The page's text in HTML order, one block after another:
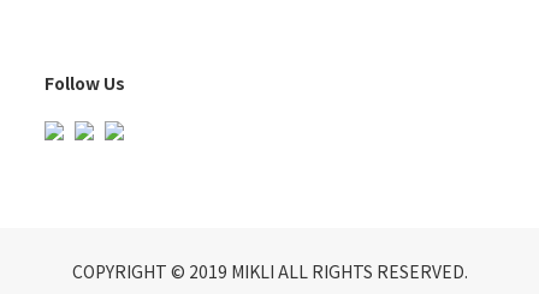
Follow Us
COPYRIGHT © 2019 MIKLI ALL RIGHTS RESERVED.